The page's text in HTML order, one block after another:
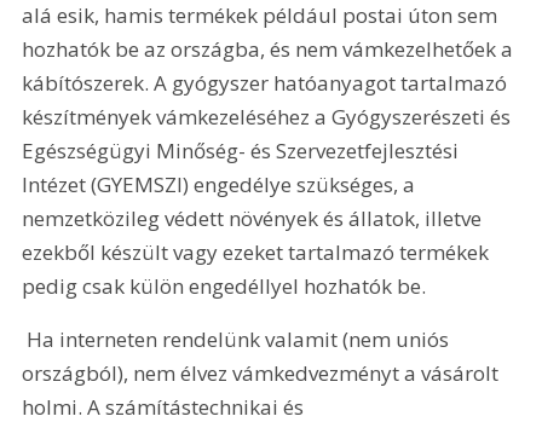
alá esik, hamis termékek például postai úton sem
hozhatók be az országba, és nem vámkezelhetőek a
kábítószerek. A gyógyszer hatóanyagot tartalmazó
készítmények vámkezeléséhez a Gyógyszerészeti és
Egészségügyi Minőség- és Szervezetfejlesztési
Intézet (GYEMSZI) engedélye szükséges, a
nemzetközileg védett növények és állatok, illetve
ezekből készült vagy ezeket tartalmazó termékek
pedig csak külön engedéllyel hozhatók be.
országból), nem élvez vámkedvezményt a vásárolt
holmi. A számítástechnikai és